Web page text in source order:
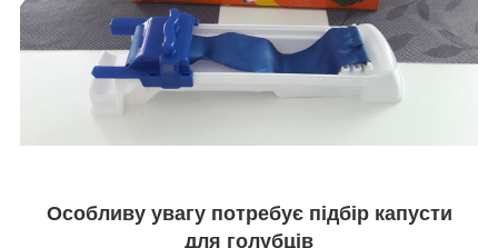
Особливу увагу потребує підбір капусти
для голубців